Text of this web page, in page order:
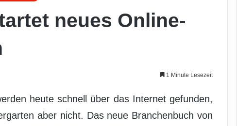
neues Online-
1 Minute Lesezeit
heute schnell über das Internet gefunden,
aber nicht. Das neue Branchenbuch von